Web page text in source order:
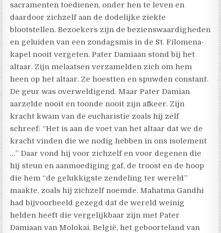
sacramenten toedienen, onder hen te leven en
daardoor zichzelf aan de dodelijke ziekte
blootstellen. Bezoekers zijn de bezienswaardigheden
en geluiden van een zondagsmis in de St. Filomena-
kapel nooit vergeten. Pater Damiaan stond bij het
altaar. Zijn melaatsen verzamelden zich om hem
heen op het altaar. Ze hoestten en spuwden constant.
De geur was overweldigend. Maar Pater Damian
aarzelde nooit en toonde nooit zijn afkeer. Zijn
kracht kwam van de eucharistie zoals hij zelf
schreef: “Het is aan de voet van het altaar dat we de
kracht vinden die we nodig hebben in ons isolement
…” Daar vond hij voor zichzelf en voor degenen die
hij steun en aanmoediging gaf, de troost en de hoop
die hem “de gelukkigste zendeling ter wereld”
maakte, zoals hij zichzelf noemde. Mahatma Gandhi
had bijvoorbeeld gezegd dat de wereld weinig
helden heeft die vergelijkbaar zijn met Pater
Damiaan van Molokai. België, het geboorteland van